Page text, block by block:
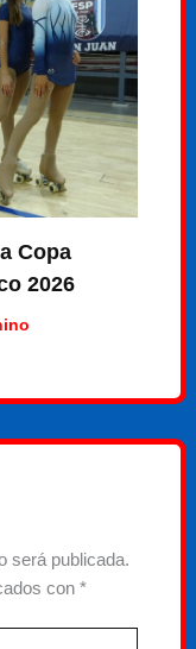
Copa
2026
será publicada.
con*